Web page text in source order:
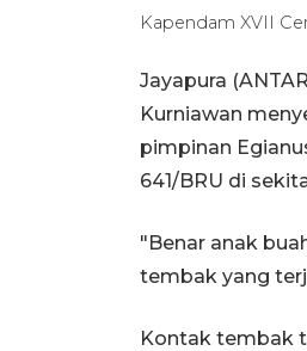
Kapendam XVII
Jayapura
Kurniawan
pimpinan
641/BRU di
"Benar anak
tembak yang
Kontak tembak